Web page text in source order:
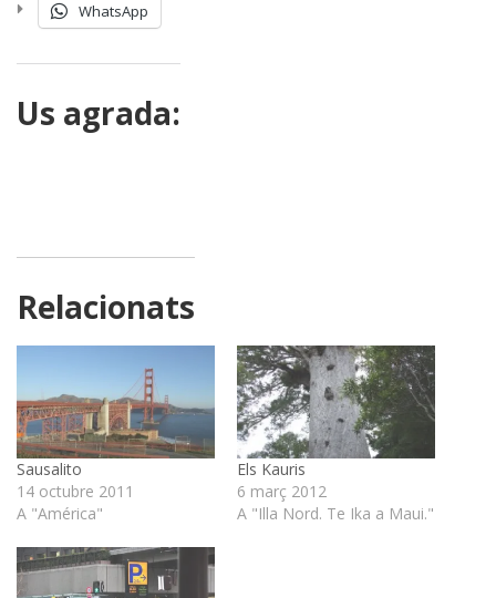
WhatsApp
Us agrada:
Relacionats
Sausalito
14 octubre 2011
A "América"
Els Kauris
6 març 2012
A "Illa Nord. Te Ika a Maui."